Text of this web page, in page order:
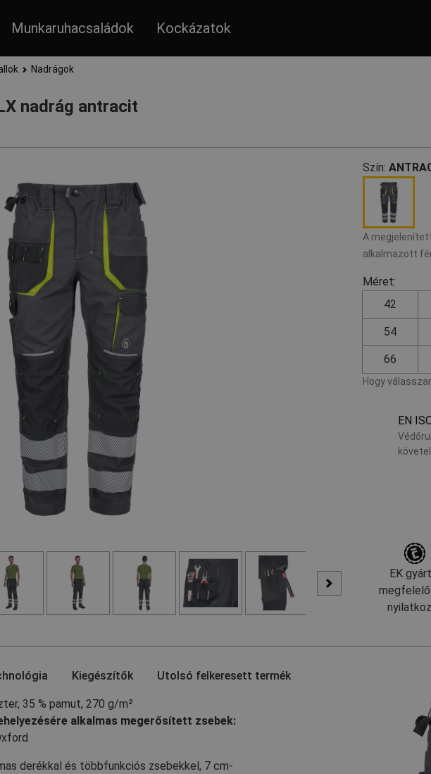
Munkaruhacsaládok Kockázatok
Nadrágok
nadrág antracit
Szín:
A
alkalmazott
Méret:
42
54
66
Hogy
EN
EK
Kiegészítők Utolsó felkeresett termék
, 35 % pamut, 270 g/m²
alkalmas megerősített zsebek:
derékkal és többfunkciós zsebekkel, 7 cm-